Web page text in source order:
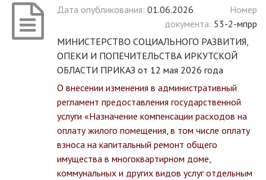
Дата опубликования: 01.06.2026
Номер
документа: 53-2-мпрр
МИНИСТЕРСТВО СОЦИАЛЬНОГО РАЗВИТИЯ,
ОПЕКИ И ПОПЕЧИТЕЛЬСТВА ИРКУТСКОЙ
ОБЛАСТИ ПРИКАЗ от 12 мая 2026 года
О внесении изменения в административный
регламент предоставления государственной
услуги «Назначение компенсации расходов на
оплату жилого помещения, в том числе оплату
взноса на капитальный ремонт общего
имущества в многоквартирном доме,
коммунальных и других видов услуг отдельным